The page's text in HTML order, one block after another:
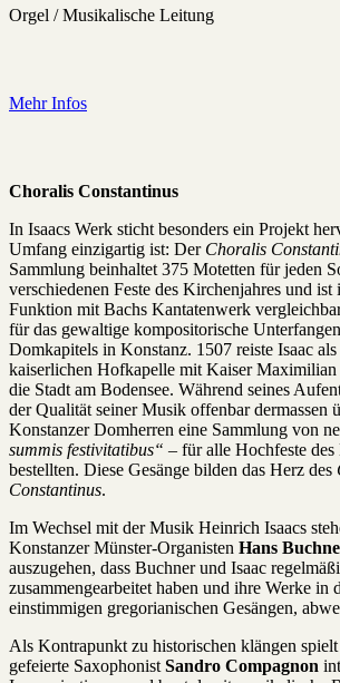
Orgel / Musikalische Leitung
Mehr Infos
Choralis Constantinus
In Isaacs Werk sticht besonders ein Projekt
Umfang einzigartig ist: Der Choralis
Sammlung beinhaltet 375 Motetten für jeden
verschiedenen Feste des Kirchenjahres und ist
Funktion mit Bachs Kantatenwerk
für das gewaltige kompositorische
Domkapitels in Konstanz. 1507 reiste Isaac
kaiserlichen Hofkapelle mit Kaiser Maximilian
die Stadt am Bodensee. Während seines
der Qualität seiner Musik offenbar dermassen
Konstanzer Domherren eine Sammlung von
summis festivitatibus“ – für alle Hochfeste
bestellten. Diese Gesänge bilden das Herz des
Constantinus.
Im Wechsel mit der Musik Heinrich Isaacs
Konstanzer Münster-Organisten Hans
auszugehen, dass Buchner und Isaac
zusammengearbeitet haben und ihre Werke in
einstimmigen gregorianischen Gesängen,
Als Kontrapunkt zu historischen klängen
gefeierte Saxophonist Sandro Compagnon